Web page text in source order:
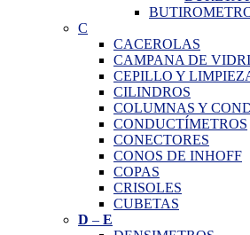
C
CACEROLAS
CAMPANA DE
CEPILLO Y
CILINDROS
COLUMNAS Y
CONDUCTÍMETROS
CONECTORES
CONOS DE INHOFF
COPAS
CRISOLES
CUBETAS
D – E